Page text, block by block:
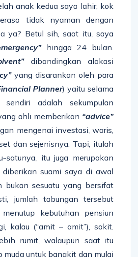
anak kedua saya lahir, kok
tidak nyaman dengan
ya? Betul sih, saat itu, saya
hingga 24 bulan.
dibandingkan alokasi
yang disarankan oleh para
Planner) yaitu selama
adalah sekumpulan
ahli memberikan “advice”
mengenai investasi, waris,
dan sejenisnya. Tapi, itulah
satunya, itu juga merupakan
suami saya di awal
bukan sesuatu yang bersifat
jumlah tabungan tersebut
kebutuhan pensiun
kalau (“amit – amit”), sakit.
rumit, walaupun saat itu
muda untuk bangkit dan mulai